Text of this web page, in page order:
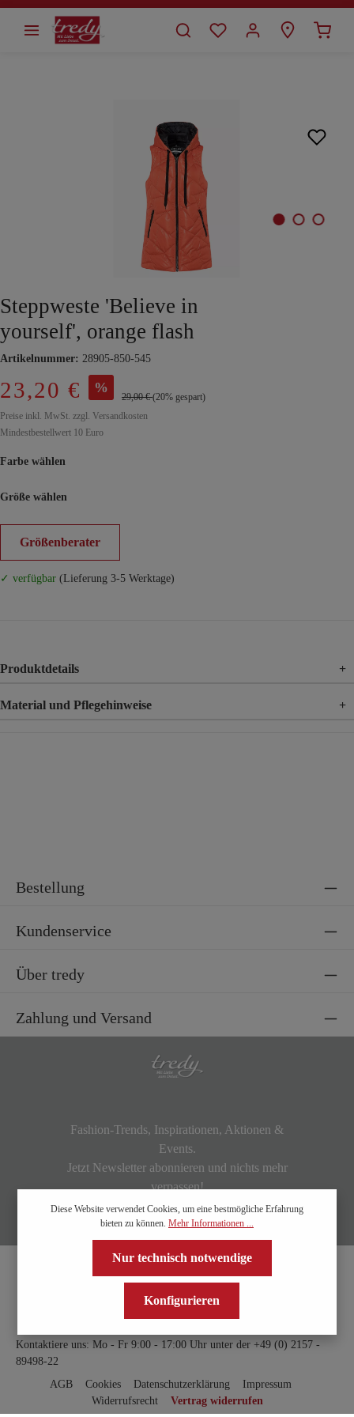
springen
Steppweste 'Believe in
yourself', orange flash
Artikelnummer: 28905-850-545
23,20 € %
29,00 €(20% gespart)
Preise inkl. MwSt. zzgl. Versandkosten
Mindestbestellwert 10 Euro
Farbe wählen
Größe wählen
Größenberater
✓ verfügbar (Lieferung 3-5 Werktage)
Produktdetails +
Material und Pflegehinweise +
Bestellung
Kundenservice
Über tredy
Zahlung und Versand
Fashion-Trends, Inspirationen, Aktionen &
Events.
Jetzt Newsletter abonnieren und nichts mehr
verpassen!
Kontaktiere uns: Mo - Fr 9:00 - 17:00 Uhr unter der +49 (0) 2157 -
89498-22
AGB
Cookies Datenschutzerklärung
Impressum
Widerrufsrecht
Vertrag widerrufen
Diese Website verwendet Cookies, um eine bestmögliche Erfahrung
bieten zu können. Mehr Informationen ...
Nur technisch notwendige
Konfigurieren